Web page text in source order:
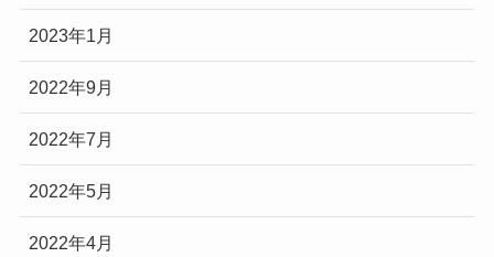
2023年1月
2022年9月
2022年7月
2022年5月
2022年4月